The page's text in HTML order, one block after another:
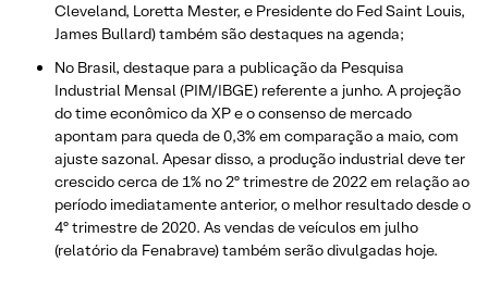
Cleveland, Loretta Mester, e Presidente do Fed Saint Louis,
James Bullard) também são destaques na agenda;
No Brasil, destaque para a publicação da Pesquisa
Industrial Mensal (PIM/IBGE) referente a junho. A projeção
do time econômico da XP e o consenso de mercado
apontam para queda de 0,3% em comparação a maio, com
ajuste sazonal. Apesar disso, a produção industrial deve ter
crescido cerca de 1% no 2º trimestre de 2022 em relação ao
período imediatamente anterior, o melhor resultado desde o
4º trimestre de 2020. As vendas de veículos em julho
(relatório da Fenabrave) também serão divulgadas hoje.